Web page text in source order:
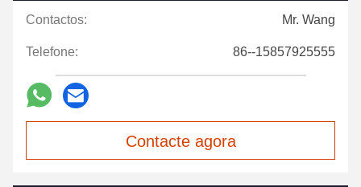
Contactos: Mr. Wang
Telefone: 86--15857925555
Contacte agora